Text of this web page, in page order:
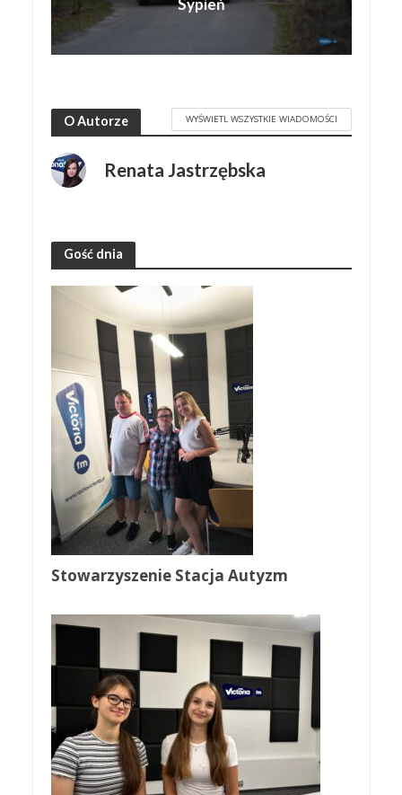
Sypień
O Autorze WYŚWIETL WSZYSTKIE WIADOMOŚCI
Renata Jastrzębska
Gość dnia
Stowarzyszenie Stacja Autyzm